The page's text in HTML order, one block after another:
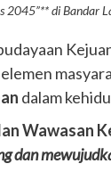
2045”** di Bandar
dalam
Wawasan
dan